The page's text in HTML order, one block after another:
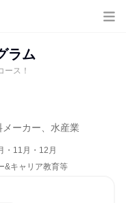
ラム
ース！
ーカー、水産業
・11月・12月
&キャリア教育等